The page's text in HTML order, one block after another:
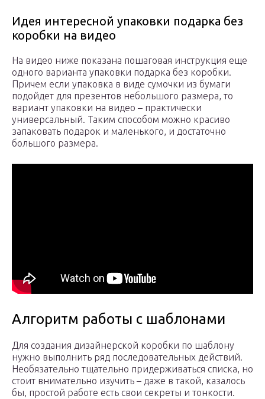
Идея интересной упаковки подарка без
коробки на видео
На видео ниже показана пошаговая инструкция еще
одного варианта упаковки подарка без коробки.
Причем если упаковка в виде сумочки из бумаги
подойдет для презентов небольшого размера, то
вариант упаковки на видео – практически
универсальный. Таким способом можно красиво
запаковать подарок и маленького, и достаточно
большого размера.
Алгоритм работы с шаблонами
Для создания дизайнерской коробки по шаблону
нужно выполнить ряд последовательных действий.
Необязательно тщательно придерживаться списка, но
стоит внимательно изучить – даже в такой, казалось
бы, простой работе есть свои секреты и тонкости.